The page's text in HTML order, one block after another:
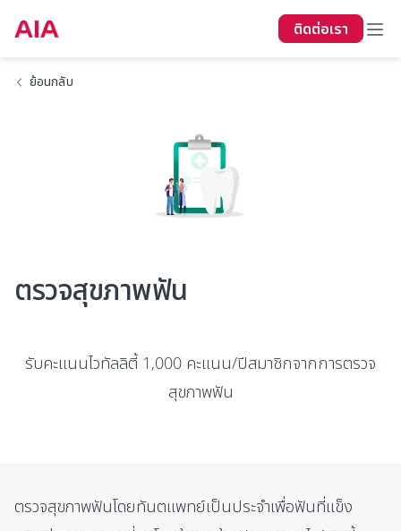
ติดต่อเรา
ตรวจสุขภาพฟัน
รับคะแนนไวทัลลิตี้ 1,000 คะแนน/ปีสมาชิกจากการตรวจ
สุขภาพฟัน
ย้อนกลับ
ตรวจสุขภาพฟันโดยทันตแพทย์เป็นประจำเพื่อฟันที่แข็ง